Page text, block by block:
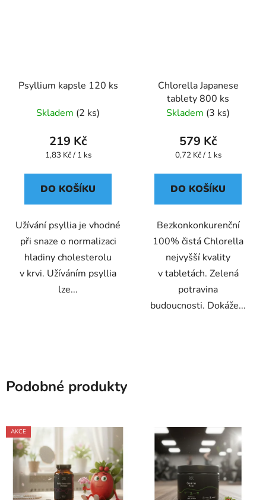
Psyllium kapsle 120 ks
Skladem (2 ks)
219 Kč
Měrná
1,83 Kč / 1 ks
DO KOŠÍKU
Užívání psyllia je vhodné
při snaze o normalizaci
hladiny cholesterolu
v krvi. Užíváním psyllia
lze...
Chlorella Japanese
tablety 800 ks
Skladem (3 ks)
579 Kč
Měrná
0,72 Kč / 1 ks
DO KOŠÍKU
Bezkonkonkurenční
100% čistá Chlorella
nejvyšší kvality
v tabletách. Zelená
potravina
budoucnosti. Dokáže...
Podobné produkty
AKCE